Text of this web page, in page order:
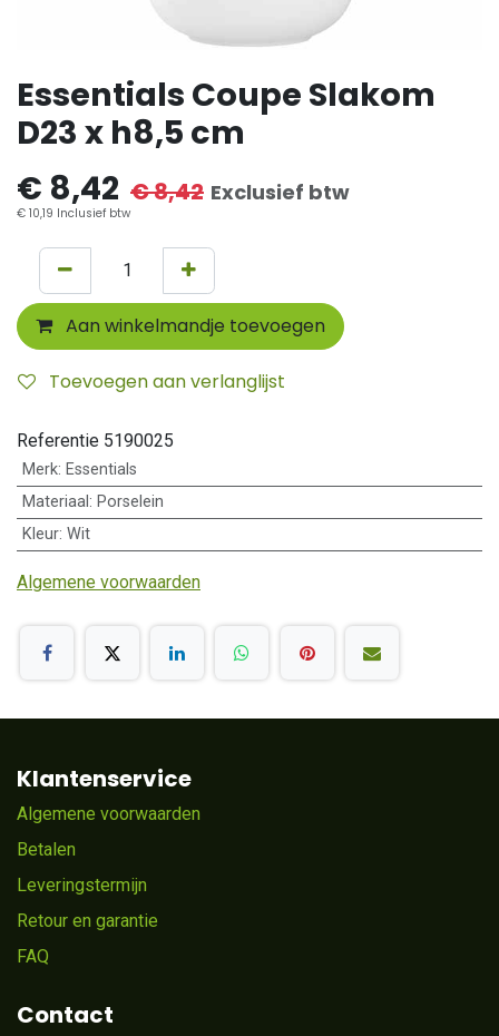
Essentials Coupe Slakom
D23 x h8,5 cm
€ 8,42 €8,42 Exclusief btw
€ 10,19 Inclusief btw
Aan winkelmandje toevoegen
Toevoegen aan verlanglijst
Referentie 5190025
Merk: Essentials
Materiaal : Porselein
Kleur: Wit
Algemene voorwaarden
Klantenservice
Algemene voorwaarden
Betalen
Leveringstermijn
Retour en garantie
FAQ
Contact